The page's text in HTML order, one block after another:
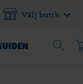
Välj butik